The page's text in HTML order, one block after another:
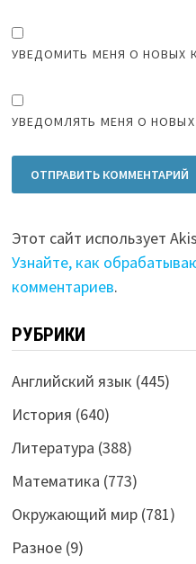
УВЕДОМИТЬ МЕНЯ О НОВЫХ
УВЕДОМЛЯТЬ МЕНЯ О
Этот сайт использует
Узнайте, как
комментариев.
РУБРИКИ
Английский язык (445)
История (640)
Литература (388)
Математика (773)
Окружающий мир(781)
Разное(9)